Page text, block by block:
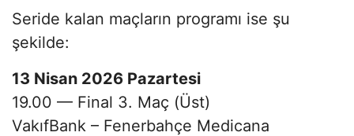
Seride kalan maçların programı ise şu
şekilde:
13 Nisan 2026 Pazartesi
19.00 — Final 3. Maç (Üst)
VakıfBank – Fenerbahçe Medicana